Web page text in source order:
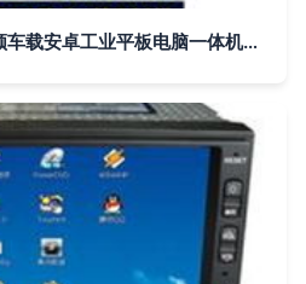
深圳市研源工控科技 引领车载安卓工业平板电脑一体机的革新之路